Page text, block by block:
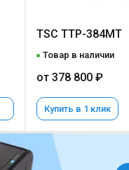
TSC TTP-384MT
Товар в наличии
от 378 800 ₽
Купить в 1 клик